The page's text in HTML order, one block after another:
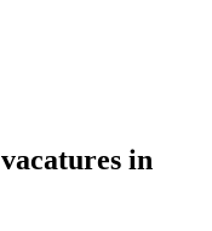
vacatures in